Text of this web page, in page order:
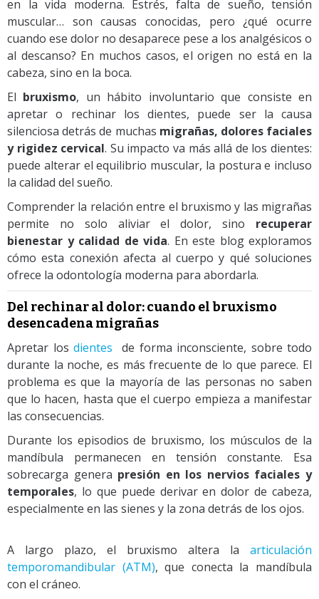
en la vida moderna. Estrés, falta de sueño, tensión
muscular… son causas conocidas, pero ¿qué ocurre
cuando ese dolor no desaparece pese a los analgésicos o
al descanso? En muchos casos, el origen no está en la
cabeza, sino en la boca.
El bruxismo, un hábito involuntario que consiste en
apretar o rechinar los dientes, puede ser la causa
silenciosa detrás de muchas migrañas, dolores faciales
y rigidez cervical. Su impacto va más allá de los dientes:
puede alterar el equilibrio muscular, la postura e incluso
la calidad del sueño.
Comprender la relación entre el bruxismo y las migrañas
permite no solo aliviar el dolor, sino recuperar
bienestar y calidad de vida. En este blog exploramos
cómo esta conexión afecta al cuerpo y qué soluciones
ofrece la odontología moderna para abordarla.
Del rechinar al dolor: cuando el bruxismo
desencadena migrañas
Apretar los dientes de forma inconsciente, sobre todo
durante la noche, es más frecuente de lo que parece. El
problema es que la mayoría de las personas no saben
que lo hacen, hasta que el cuerpo empieza a manifestar
las consecuencias.
Durante los episodios de bruxismo, los músculos de la
mandíbula permanecen en tensión constante. Esa
sobrecarga genera presión en los nervios faciales y
temporales, lo que puede derivar en dolor de cabeza,
especialmente en las sienes y la zona detrás de los ojos.
A largo plazo, el bruxismo altera la articulación
temporomandibular (ATM), que conecta la mandíbula
con el cráneo.